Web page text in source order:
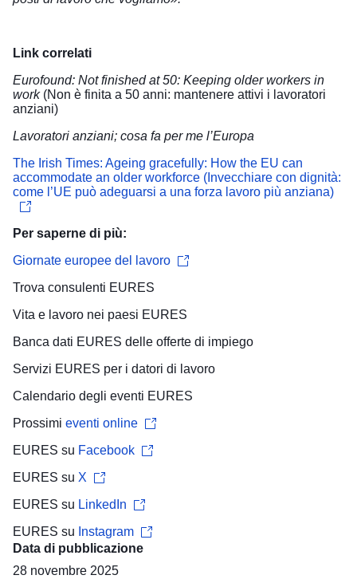
Link correlati
Eurofound: Not finished at 50: Keeping older workers in
work(Non è finita a 50 anni: mantenere attivi i lavoratori
anziani)
Lavoratori anziani; cosa fa per me l’Europa
The Irish Times: Ageing gracefully: How the EU can
accommodate an older workforce (Invecchiare con dignità:
come l’UE può adeguarsi a una forza lavoro più anziana)
Per saperne di più:
Giornate europee del lavoro
Trova consulenti EURES
Vita e lavoro nei paesi EURES
Banca dati EURES delle offerte di impiego
Servizi EURES per i datori di lavoro
Calendario degli eventi EURES
Prossimi eventi online
EURES su Facebook
EURES su X
EURES su LinkedIn
EURES su Instagram
Data di pubblicazione
28 novembre 2025